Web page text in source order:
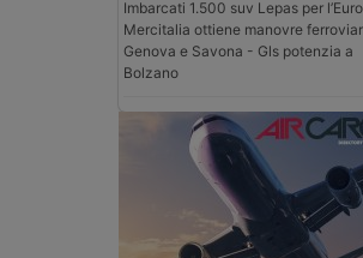
Imbarcati 1.500 suv Lepas per
Mercitalia ottiene manovre
Genova e Savona - Gls potenzia a
Bolzano